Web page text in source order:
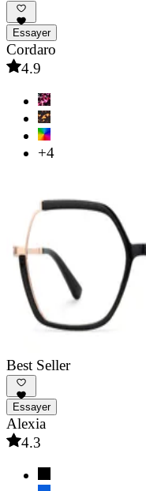
Essayer
Cordaro
4.9
+4
Best Seller
Essayer
Alexia
4.3